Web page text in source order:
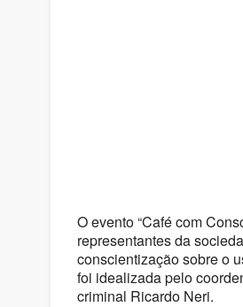
O evento “Café com
representantes da
conscientização sobre o
foi idealizada pelo
criminal Ricardo Neri.